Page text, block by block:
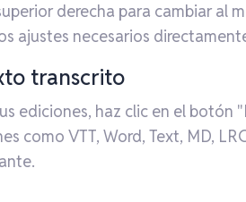
derecha para cambiar al
ajustes necesarios
transcrito
ediciones, haz clic en el
como VTT, Word, Text, MD,